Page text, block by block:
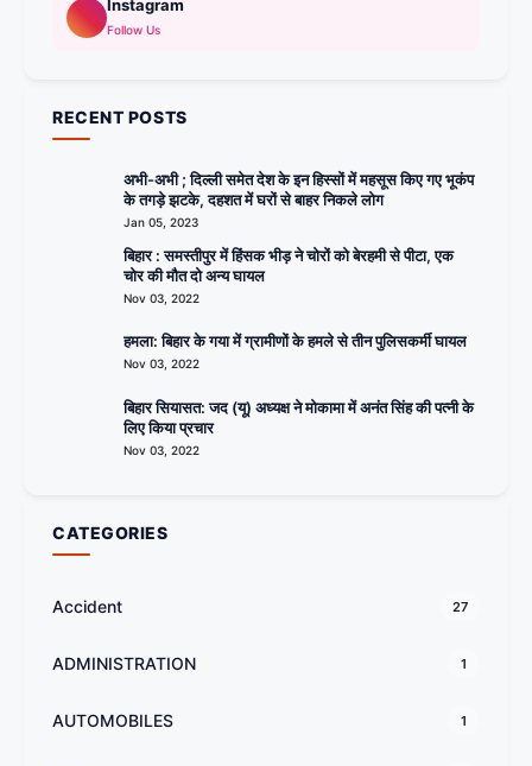
Instagram
Follow Us
RECENT POSTS
अभी-अभी ; दिल्ली समेत देश के इन हिस्सों में महसूस किए गए भूकंप
के तगड़े झटके, दहशत में घरों से बाहर निकले लोग
Jan 05, 2023
बिहार : समस्तीपुर में हिंसक भीड़ ने चोरों को बेरहमी से पीटा, एक
चोर की मौत दो अन्य घायल
Nov 03, 2022
हमला: बिहार के गया में ग्रामीणों के हमले से तीन पुलिसकर्मी घायल
Nov 03, 2022
बिहार सियासत: जद (यू) अध्यक्ष ने मोकामा में अनंत सिंह की पत्नी के
लिए किया प्रचार
Nov 03, 2022
CATEGORIES
Accident 27
ADMINISTRATION 1
AUTOMOBILES 1